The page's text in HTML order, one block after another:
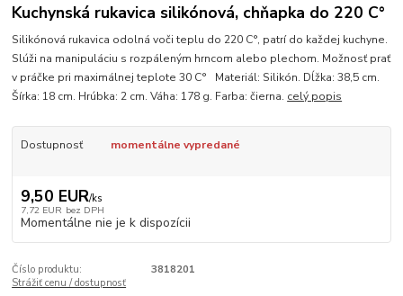
Kuchynská rukavica silikónová, chňapka do 220 C°
Silikónová rukavica odolná voči teplu do 220 C°, patrí do každej kuchyne.
Slúži na manipuláciu s rozpáleným hrncom alebo plechom. Možnosť prať
v práčke pri maximálnej teplote 30 C° Materiál: Silikón. Dĺžka: 38,5 cm.
Šírka: 18 cm. Hrúbka: 2 cm. Váha: 178 g. Farba: čierna. celý popis
Dostupnosť momentálne vypredané
9,50 EUR/ks
7,72 EUR bez DPH
Momentálne nie je k dispozícii
Číslo produktu:
3818201
Strážiť cenu / dostupnosť